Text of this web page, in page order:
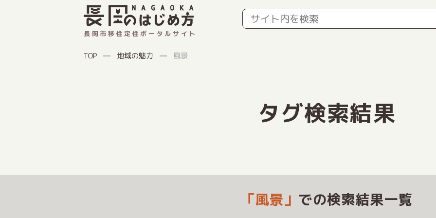
長岡市移住定住ポータルサイト
TOP 地域の魅力 風景
タグ検索結果
「風景」 での検索結果一覧